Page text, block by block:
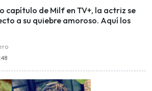
capítulo de Milf en TV+, la actriz se
a su quiebre amoroso. Aquí los